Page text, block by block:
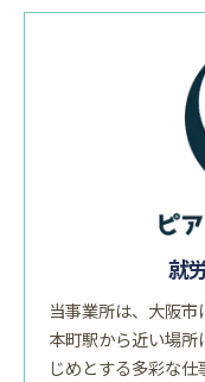
就
当事業所は、大阪市
本町駅から近い場
じめとする多彩な